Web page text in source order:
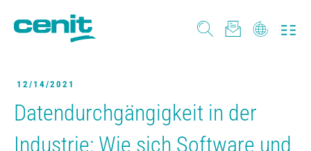
12/14/2021
Datendurchgängigkeit in der
Industrie: Wie sich Software und